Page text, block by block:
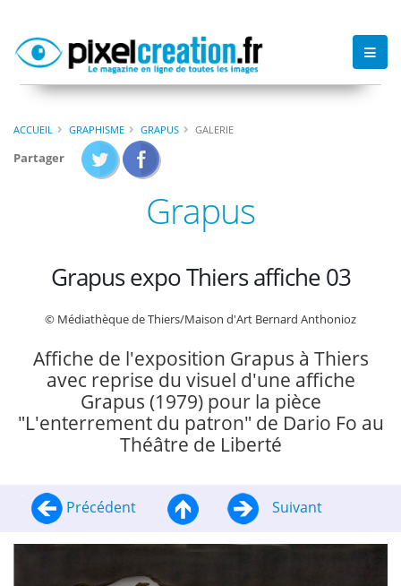
ACCUEIL GRAPHISME GRAPUS GALERIE
Partager
Grapus
Grapus expo Thiers affiche 03
© Médiathèque de Thiers/Maison d'Art Bernard Anthonioz
Affiche de l'exposition Grapus à Thiers
avec reprise du visuel d'une affiche
Grapus (1979) pour la pièce
"L'enterrement du patron" de Dario Fo au
Théâtre de Liberté
Précédent Suivant